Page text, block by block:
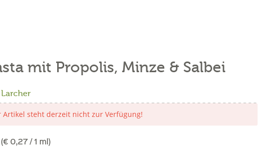
mit Propolis, Minze & Salbei
Artikel steht derzeit nicht zur Verfügung!
0,27 / 1 ml)